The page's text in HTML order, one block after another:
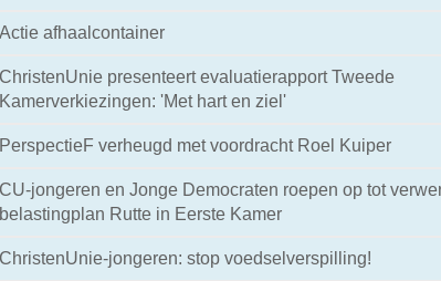
12-2010 14:41
Actie afhaalcontainer
12-2010 18:06
ChristenUnie presenteert evaluatierapport Tweede
Kamerverkiezingen: 'Met hart en ziel'
12-2010 15:01
PerspectieF verheugd met voordracht Roel Kuiper
12-2010 10:20
CU-jongeren en Jonge Democraten roepen op tot
belastingplan Rutte in Eerste Kamer
12-2010 19:40
ChristenUnie-jongeren: stop voedselverspilling!